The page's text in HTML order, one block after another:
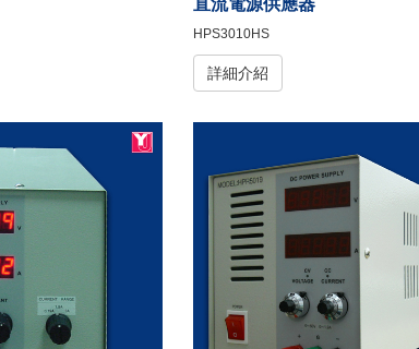
直流電源供應器
HPS3010HS
詳細介紹